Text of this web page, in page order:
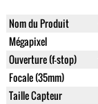
Nom du Produit
Mégapixel
Ouverture (f-stop)
Focale (35mm)
Taille Capteur